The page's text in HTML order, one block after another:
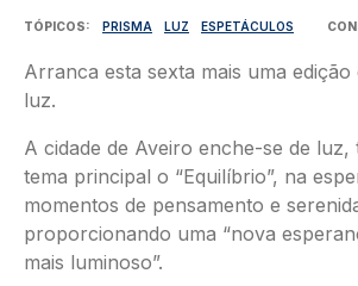
TÓPICOS PRISMA LUZ ESPETÁCULOS
Arranca esta sexta mais uma edição
luz.
A cidade de Aveiro enche-se de luz,
tema principal o “Equilíbrio”, na
momentos de pensamento e
proporcionando uma “nova
mais luminoso”.